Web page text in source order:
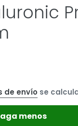
de envío se
menos